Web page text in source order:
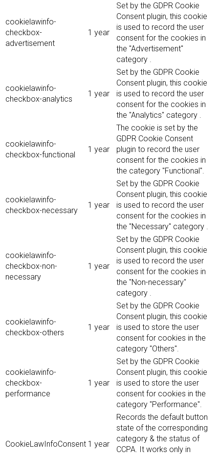
cookielawinfo-
checkbox-
advertisement
1 year
Set by the GDPR Cookie
Consent plugin, this cookie
is used to record the user
consent for the cookies in
the "Advertisement"
category .
cookielawinfo-
checkbox-analytics
1 year
Set by the GDPR Cookie
Consent plugin, this cookie
is used to record the user
consent for the cookies in
the "Analytics" category .
cookielawinfo-
checkbox-functional
1 year
The cookie is set by the
GDPR Cookie Consent
plugin to record the user
consent for the cookies in
the category "Functional".
cookielawinfo-
checkbox-necessary
1 year
Set by the GDPR Cookie
Consent plugin, this cookie
is used to record the user
consent for the cookies in
the "Necessary" category .
cookielawinfo-
checkbox-non-
necessary
1 year
Set by the GDPR Cookie
Consent plugin, this cookie
is used to record the user
consent for the cookies in
the "Non-necessary"
category .
cookielawinfo-
checkbox-others
1 year
Set by the GDPR Cookie
Consent plugin, this cookie
is used to store the user
consent for cookies in the
category "Others".
cookielawinfo-
checkbox-
performance
1 year
Set by the GDPR Cookie
Consent plugin, this cookie
is used to store the user
consent for cookies in the
category "Performance".
CookieLawInfoConsent 1 year
Records the default button
state of the corresponding
category & the status of
CCPA. It works only in